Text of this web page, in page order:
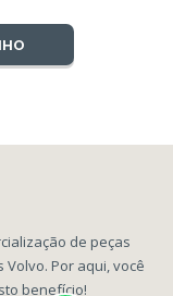
de peças
Por aqui, você
benefício!